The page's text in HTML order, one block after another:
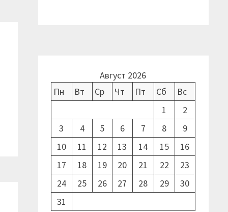
Август 2026
Пн
Вт Ср Чт Пт Сб
Вс
1
2
3
4 5 6 7 8
9
10
11 12 13 14 15
16
17
18 19 20 21 22
23
24
25 26 27 28 29
30
31